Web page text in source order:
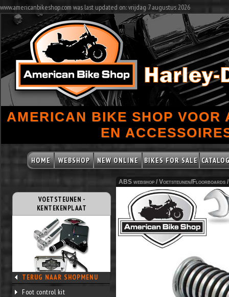
www.americanbikeshop.com was last updated on: vrijdag 7 augustus 2026
AMERICAN BIKE SHOP VOOR
EN
HOME WEBSHOP NEW ONLINE BIKES FOR SALE
VOETSTEUNEN -
KENTEKENPLAAT
TERUG NAAR SHOPMENU
Foot control kit
ABS webshop / Voetsteunen/Floorboards